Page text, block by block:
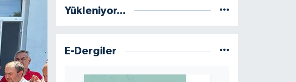
Yükleniyor...
E-Dergiler